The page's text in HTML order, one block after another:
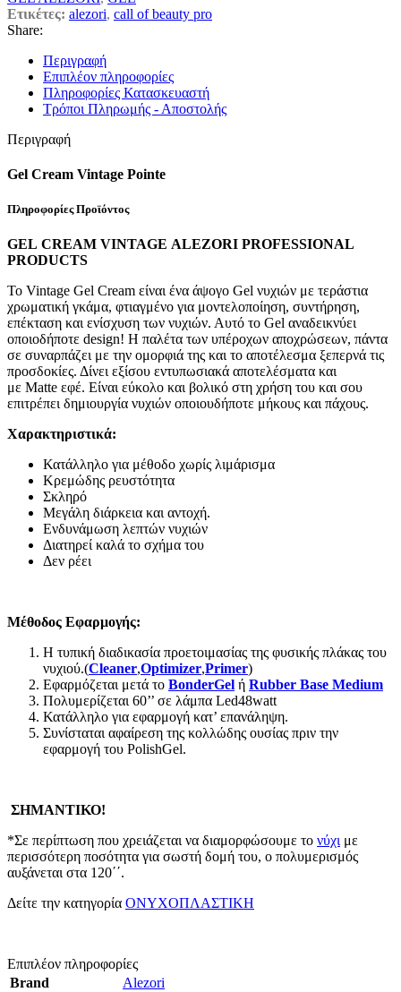
Ετικέτες: alezori, call of beauty pro
Share:
Περιγραφή
Επιπλέον πληροφορίες
Πληροφορίες Κατασκευαστή
Τρόποι Πληρωμής - Αποστολής
Περιγραφή
Gel Cream Vintage Pointe
Πληροφορίες Προϊόντος
GEL CREAM VINTAGE ALEZORI PROFESSIONAL
PRODUCTS
Το Vintage Gel Cream είναι ένα άψογο Gel νυχιών με τεράστια
χρωματική γκάμα, φτιαγμένο για μοντελοποίηση, συντήρηση,
επέκταση και ενίσχυση των νυχιών. Αυτό το Gel αναδεικνύει
οποιοδήποτε design! Η παλέτα των υπέροχων αποχρώσεων, πάντα
σε συναρπάζει με την ομορφιά της και το αποτέλεσμα ξεπερνά τις
προσδοκίες. Δίνει εξίσου εντυπωσιακά αποτελέσματα και
με Matte εφέ. Είναι εύκολο και βολικό στη χρήση του και σου
επιτρέπει δημιουργία νυχιών οποιουδήποτε μήκους και πάχους.
Χαρακτηριστικά:
Κατάλληλο για μέθοδο χωρίς λιμάρισμα
Κρεμώδης ρευστότητα
Σκληρό
Μεγάλη διάρκεια και αντοχή.
Ενδυνάμωση λεπτών νυχιών
Διατηρεί καλά το σχήμα του
Δεν ρέει
Μέθοδος Εφαρμογής:
Η τυπική διαδικασία προετοιμασίας της φυσικής πλάκας του
νυχιού.(Cleaner,Optimizer,Primer)
Εφαρμόζεται μετά το BonderGel ή Rubber Base Medium
Πολυμερίζεται 60’’ σε λάμπα Led48watt
Κατάλληλο για εφαρμογή κατ’ επανάληψη.
Συνίσταται αφαίρεση της κολλώδης ουσίας πριν την
εφαρμογή του PolishGel.
ΣΗΜΑΝΤΙΚΟ!
*Σε περίπτωση που χρειάζεται να διαμορφώσουμε το νύχι με
περισσότερη ποσότητα για σωστή δομή του, ο πολυμερισμός
αυξάνεται στα 120΄΄.
Δείτε την κατηγορία ΟΝΥΧΟΠΛΑΣΤΙΚΗ
Επιπλέον πληροφορίες
Brand
Alezori